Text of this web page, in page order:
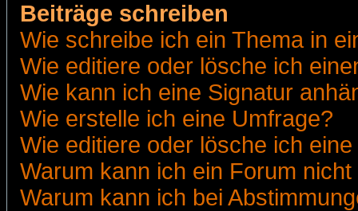
Beiträge schreiben
Wie schreibe ich ein Thema in
Wie editiere oder lösche ich
Wie kann ich eine Signatur
Wie erstelle ich eine Umfrage?
Wie editiere oder lösche ich
Warum kann ich ein Forum
Warum kann ich bei